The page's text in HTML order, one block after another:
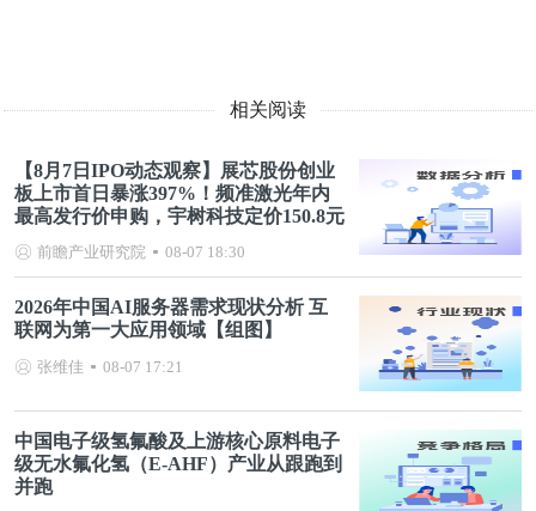
相关阅读
【8月7日IPO动态观察】展芯股份创业
板上市首日暴涨397%！频准激光年内
最高发行价申购，宇树科技定价150.8元
前瞻产业研究院 08-07 18:30
2026年中国AI服务器需求现状分析 互
联网为第一大应用领域【组图】
张维佳 08-07 17:21
中国电子级氢氟酸及上游核心原料电子
级无水氟化氢（E-AHF）产业从跟跑到
并跑